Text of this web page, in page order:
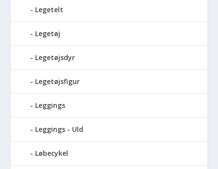
Legetelt
Legetøj
Legetøjsdyr
Legetøjsfigur
Leggings
Leggings - Uld
Løbecykel